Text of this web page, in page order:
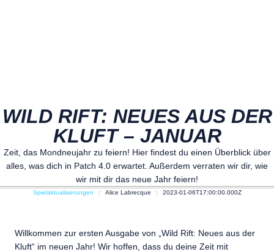
WILD RIFT: NEUES AUS DER
KLUFT – JANUAR
Zeit, das Mondneujahr zu feiern! Hier findest du einen Überblick über
alles, was dich in Patch 4.0 erwartet. Außerdem verraten wir dir, wie
wir mit dir das neue Jahr feiern!
Spielaktualisierungen Alice Labrecque 2023-01-06T17:00:00.000Z
Willkommen zur ersten Ausgabe von „Wild Rift: Neues aus der
Kluft“ im neuen Jahr! Wir hoffen, dass du deine Zeit mit